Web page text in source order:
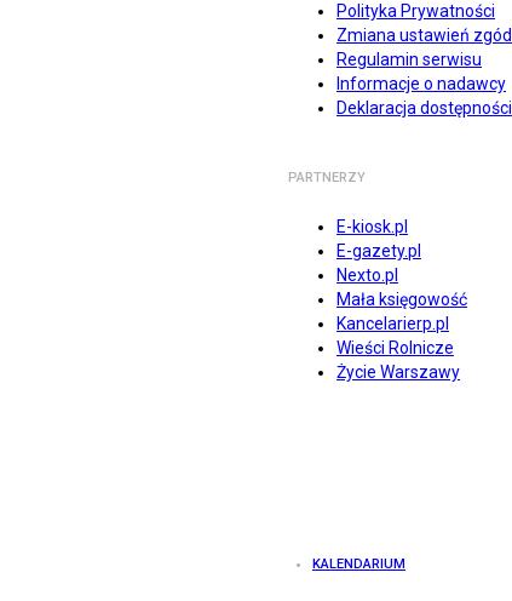
Polityka Prywatności
Zmiana ustawień zgód
Regulamin serwisu
Informacje o nadawcy
Deklaracja dostępności
PARTNERZY
E-kiosk.pl
E-gazety.pl
Nexto.pl
Mała księgowość
Kancelarierp.pl
Wieści Rolnicze
Życie Warszawy
KALENDARIUM